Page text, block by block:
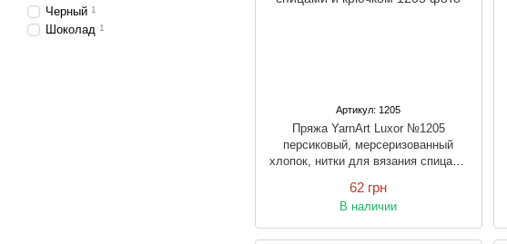
Артикул: 1205
Пряжа YarnArt Luxor №1205
персиковый, мерсеризованный
хлопок, нитки для вязания спицами
62 грн
В наличии
Черный 1
Шоколад 1